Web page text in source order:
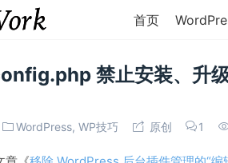
首页
禁止安装、升
WordPress,WP技巧 原创 1